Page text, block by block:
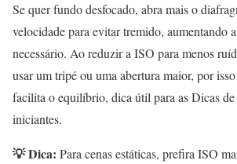
Se quer fundo desfocado, abra mais o
velocidade para evitar tremido, aumentando a
necessário. Ao reduzir a ISO para menos
usar um tripé ou uma abertura maior, por
facilita o equilíbrio, dica útil para as Dicas
iniciantes.
💡 Dica: Para cenas estáticas, prefira ISO